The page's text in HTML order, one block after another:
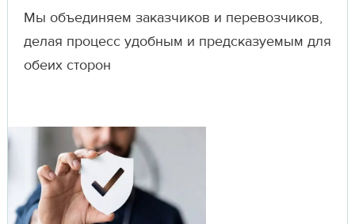
Мы объединяем заказчиков и перевозчиков,
делая процесс удобным и предсказуемым для
обеих сторон